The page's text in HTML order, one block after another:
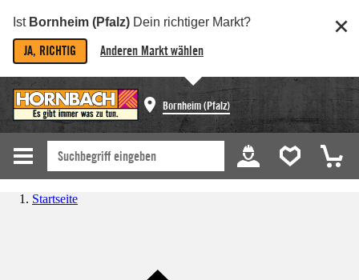
Ist Bornheim (Pfalz) Dein richtiger Markt?
JA, RICHTIG Anderen Markt wählen
Bornheim (Pfalz)
Startseite